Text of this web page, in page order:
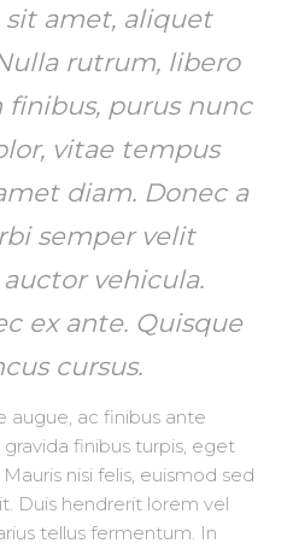
amet, aliquet
rutrum, libero
finibus, purus nunc
vitae tempus
diam. Donec a
semper velit
vehicula.
ex ante. Quisque
cursus.
augue, ac finibus ante
finibus turpis, eget
nisi felis, euismod sed
Duis hendrerit lorem vel
tellus fermentum. In